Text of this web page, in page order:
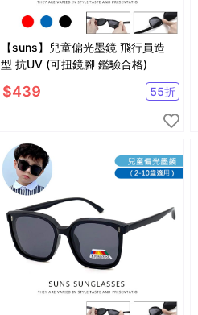
【suns】兒童偏光墨鏡 飛行員造
型 抗UV (可扭鏡腳 鑑驗合格)
$439 55折